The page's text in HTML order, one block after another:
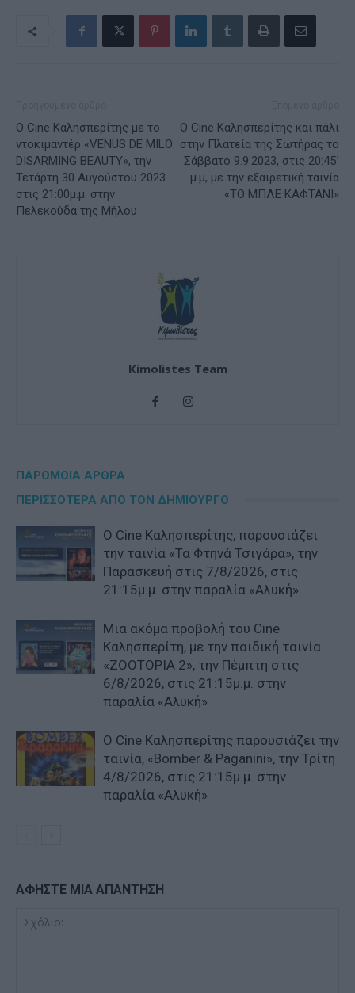
Ο Cine Καλησπερίτης με το
ντοκιμαντέρ «VENUS DE MILO:
DISARMING BEAUTY», την
Τετάρτη 30 Αυγούστου 2023
στις 21:00μ.μ. στην
Πελεκούδα της Μήλου
Ο Cine Καλησπερίτης και πάλι
στην Πλατεία της Σωτήρας το
Σάββατο 9.9.2023, στις 20:45΄
μ.μ, με την εξαιρετική ταινία
«ΤΟ ΜΠΛΕ ΚΑΦΤΑΝΙ»
Kimolistes Team
ΠΑΡΟΜΟΙΑ ΑΡΘΡΑ
ΠΕΡΙΣΣΟΤΕΡΑ ΑΠΟ ΤΟΝ ΔΗΜΙΟΥΡΓΟ
Ο Cine Καλησπερίτης, παρουσιάζει
την ταινία «Τα Φτηνά Τσιγάρα», την
Παρασκευή στις 7/8/2026, στις
21:15μ.μ. στην παραλία «Αλυκή»
Μια ακόμα προβολή του Cine
Καλησπερίτη, με την παιδική ταινία
«ZOOTOPIA 2», την Πέμπτη στις
6/8/2026, στις 21:15μ.μ. στην
παραλία «Αλυκή»
Ο Cine Καλησπερίτης παρουσιάζει την
ταινία, «Bomber & Paganini», την Τρίτη
4/8/2026, στις 21:15μ.μ. στην
παραλία «Αλυκή»
ΑΦΗΣΤΕ ΜΙΑ ΑΠΑΝΤΗΣΗ